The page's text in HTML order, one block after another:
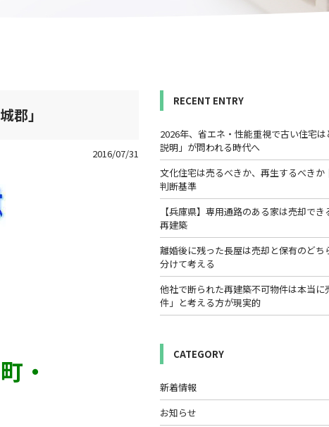
郡」
2016/07/31
・
RECENT ENTRY
2026年、省エネ・性能重視で古い住宅
説明」が問われる時代へ
文化住宅は売るべきか、再生するべき
判断基準
【兵庫県】専用通路のある家は売却で
再建築
離婚後に残った長屋は売却と保有のど
分けて考える
他社で断られた再建築不可物件は本当
件」と考える方が現実的
CATEGORY
新着情報
お知らせ